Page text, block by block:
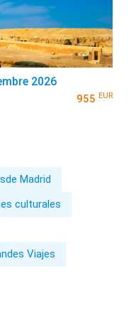
2026
955 EUR
Madrid
culturales
Viajes